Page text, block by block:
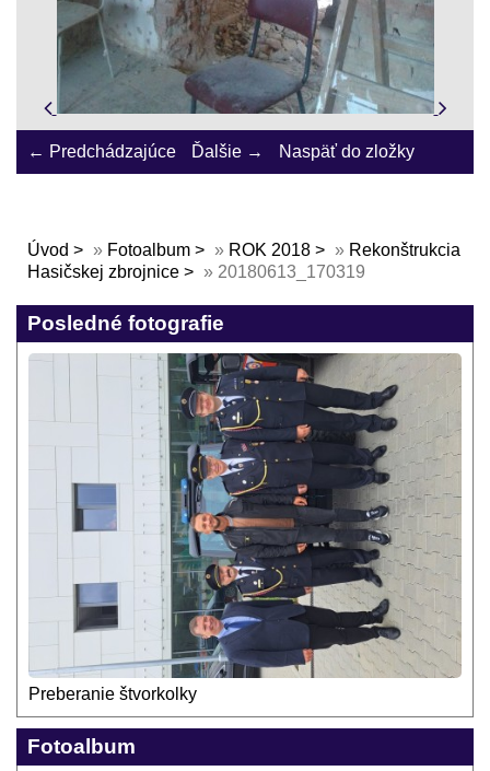
← Predchádzajúce Ďalšie → Naspäť do zložky
Úvod » Fotoalbum » ROK 2018 » Rekonštrukcia
Hasičskej zbrojnice
» 20180613_170319
Posledné fotografie
Preberanie štvorkolky
Fotoalbum